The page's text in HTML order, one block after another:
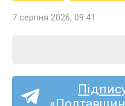
7 серпня 2026, 09:41